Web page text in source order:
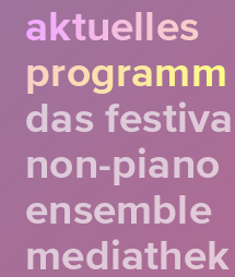
aktuelles
programm
das
non-piano
ensemble
mediathek